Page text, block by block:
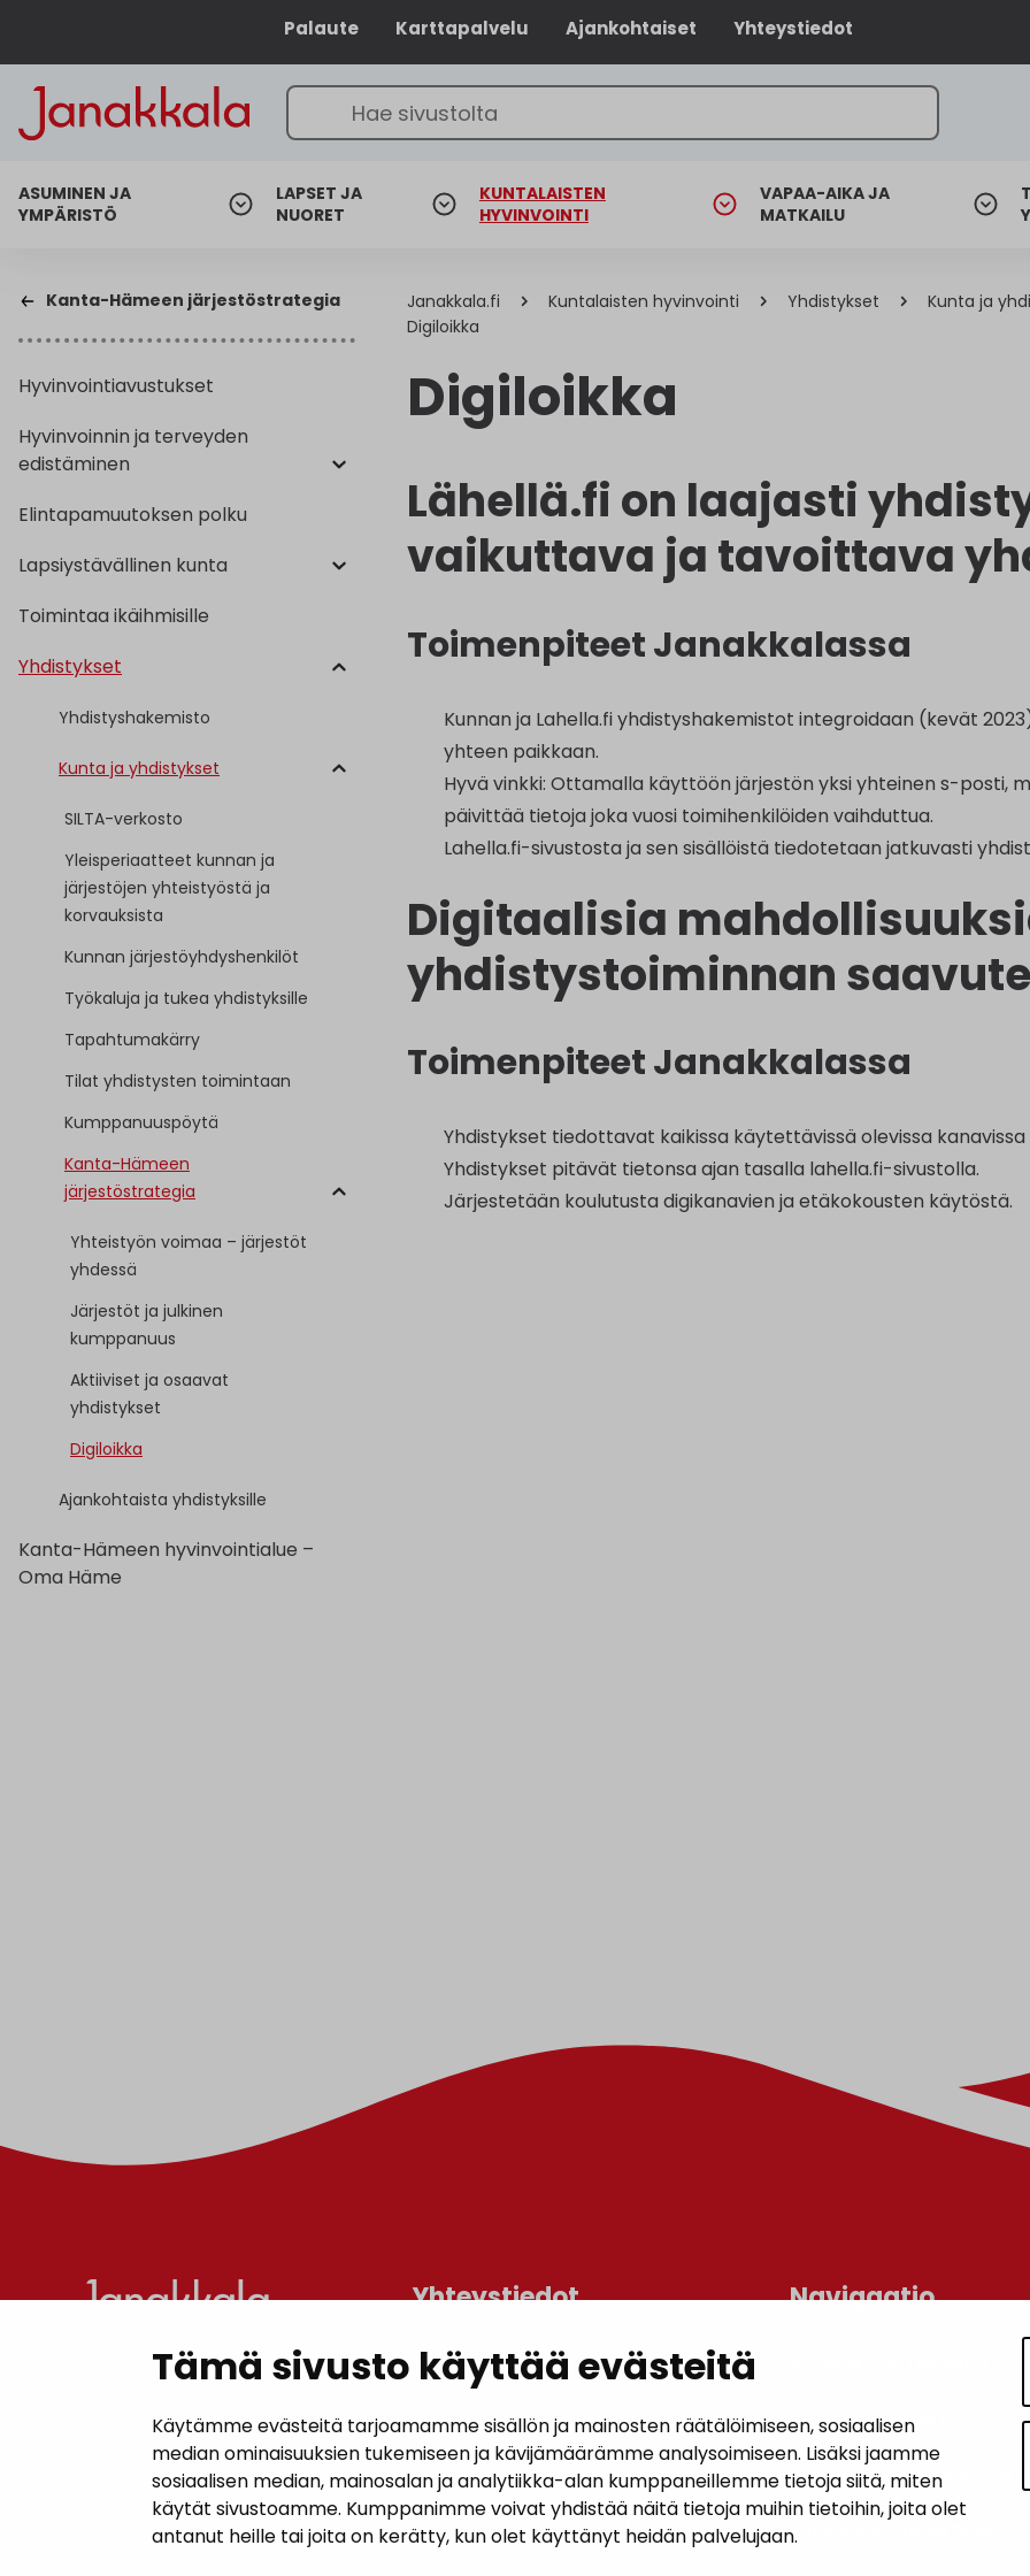
Tämä sivusto käyttää evästeitä
Käytämme evästeitä tarjoamamme sisällön ja mainosten räätälöimiseen, sosiaalisen
median ominaisuuksien tukemiseen ja kävijämäärämme analysoimiseen. Lisäksi jaamme
sosiaalisen median, mainosalan ja analytiikka-alan kumppaneillemme tietoja siitä, miten
käytät sivustoamme. Kumppanimme voivat yhdistää näitä tietoja muihin tietoihin, joita olet
antanut heille tai joita on kerätty, kun olet käyttänyt heidän palvelujaan.
Palaute Karttapalvelu Ajankohtaiset Yhteystiedot
ASUMINEN JA
YMPÄRISTÖ
LAPSET JA
NUORET
KUNTALAISTEN
HYVINVOINTI
VAPAA-AIKA JA
MATKAILU
Kanta-Hämeen järjestöstrategia
Hyvinvointiavustukset
Hyvinvoinnin ja terveyden
edistäminen
Elintapamuutoksen polku
Lapsiystävällinen kunta
Toimintaa ikäihmisille
Yhdistykset
Yhdistyshakemisto
Kunta ja yhdistykset
SILTA-verkosto
Yleisperiaatteet kunnan ja
järjestöjen yhteistyöstä ja
korvauksista
Kunnan järjestöyhdyshenkilöt
Työkaluja ja tukea yhdistyksille
Tapahtumakärry
Tilat yhdistysten toimintaan
Kumppanuuspöytä
Kanta-Hämeen
järjestöstrategia
Yhteistyön voimaa – järjestöt
yhdessä
Järjestöt ja julkinen
kumppanuus
Aktiiviset ja osaavat
yhdistykset
Digiloikka
Ajankohtaista yhdistyksille
Kanta-Hämeen hyvinvointialue –
Oma Häme
Janakkala.fi Kuntalaisten hyvinvointi Yhdistykset Kunta ja
Digiloikka
Digiloikka
Lähellä.fi on laajasti
vaikuttava ja tavoittava
Toimenpiteet Janakkalassa
Kunnan ja Lahella.fi yhdistyshakemistot integroidaan (kevät
yhteen paikkaan.
Hyvä vinkki: Ottamalla käyttöön järjestön yksi yhteinen s-posti,
päivittää tietoja joka vuosi toimihenkilöiden vaihduttua.
Lahella.fi-sivustosta ja sen sisällöistä tiedotetaan jatkuvasti
Digitaalisia
yhdistystoiminnan
Toimenpiteet Janakkalassa
Yhdistykset tiedottavat kaikissa käytettävissä olevissa kanavissa
Yhdistykset pitävät tietonsa ajan tasalla lahella.fi-sivustolla.
Järjestetään koulutusta digikanavien ja etäkokousten käytöstä.
Yhteystiedot
Janakkalan kunta
Juttilantie 1, 14200 Turenki
Puh. 050 5090 449
kirjaamo@janakkala.fi
Navigaatio
LAPSET JA NUORET
KUNTALAISTEN HYVINVOINTI
VAPAA-AIKA JA MATKAILU